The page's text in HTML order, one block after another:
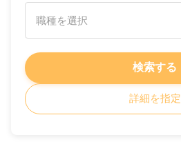
職種を選択
検索する
詳細を指定